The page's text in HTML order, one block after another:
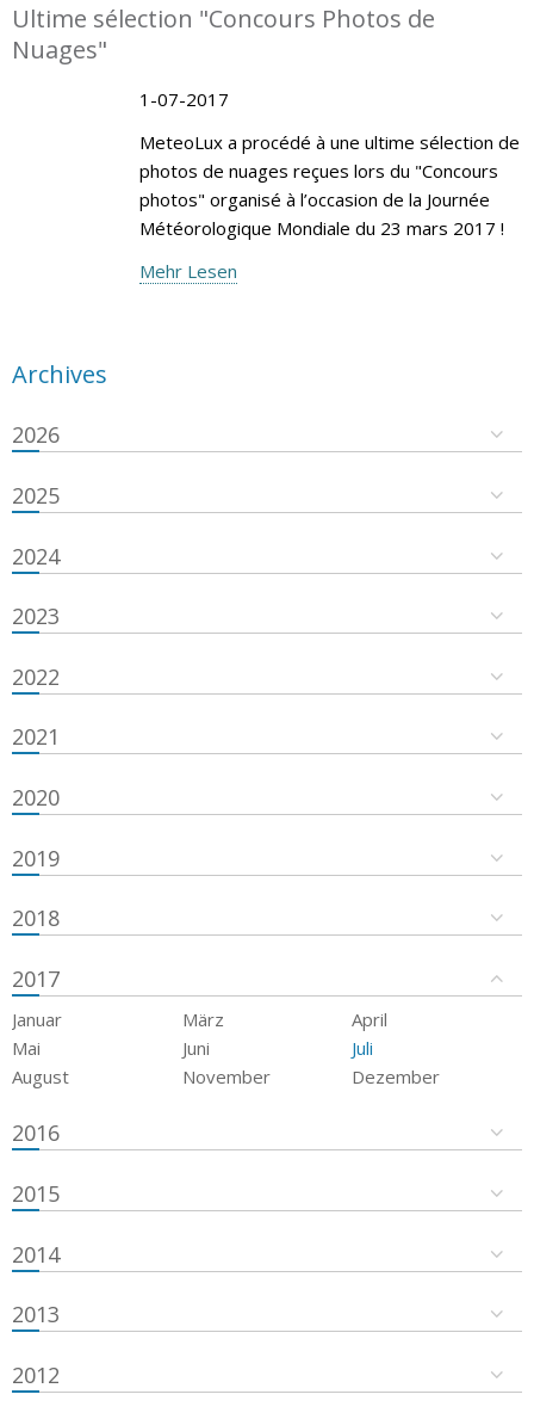
Ultime sélection "Concours Photos de
Nuages"
1-07-2017
MeteoLux a procédé à une ultime sélection de
photos de nuages reçues lors du "Concours
photos" organisé à l’occasion de la Journée
Météorologique Mondiale du 23 mars 2017 !
Mehr Lesen
Archives
2026
2025
2024
2023
2022
2021
2020
2019
2018
2017
Januar März
April
Mai
Juni
Juli
August
November Dezember
2016
2015
2014
2013
2012